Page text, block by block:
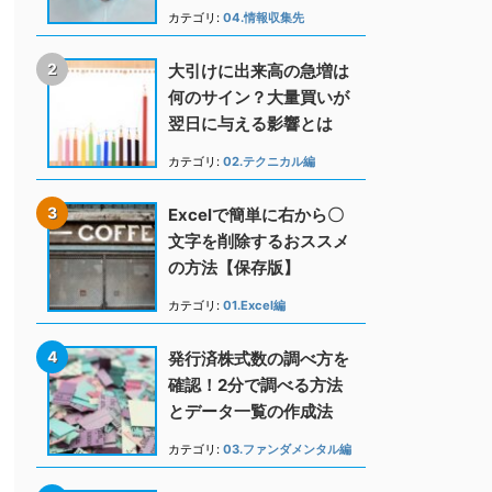
カテゴリ: 04.情報収集先
大引けに出来高の急増は
何のサイン？大量買いが
翌日に与える影響とは
カテゴリ: 02.テクニカル編
Excelで簡単に右から〇
文字を削除するおススメ
の方法【保存版】
カテゴリ: 01.Excel編
発行済株式数の調べ方を
確認！2分で調べる方法
とデータ一覧の作成法
カテゴリ: 03.ファンダメンタル編